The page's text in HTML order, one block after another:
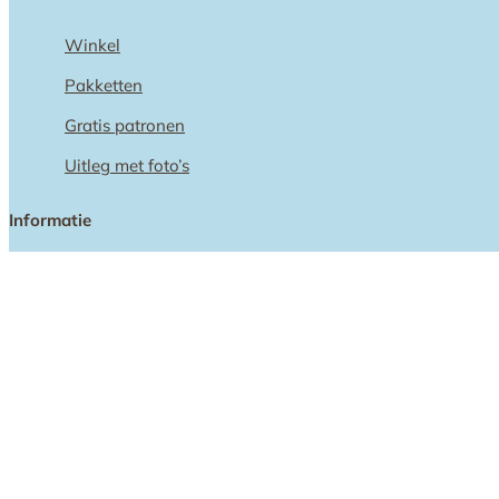
Winkel
Pakketten
Gratis patronen
Uitleg met foto’s
Informatie